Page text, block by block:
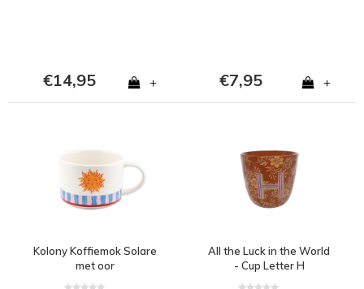
€14,95 + €7,95 +
Kolony Koffiemok Solare
met oor
All the Luck in the World
- Cup Letter H